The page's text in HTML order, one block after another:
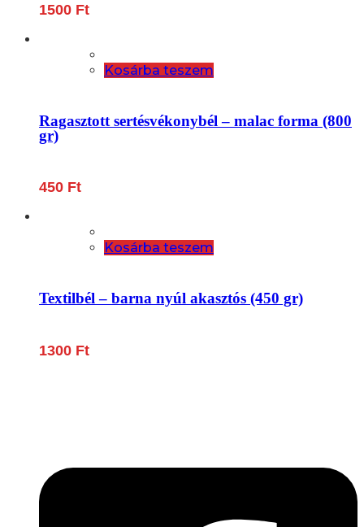
1500 Ft
Kosárba teszem
Ragasztott sertésvékonybél – malac forma (800
gr)
450 Ft
Kosárba teszem
Textilbél – barna nyúl akasztós (450 gr)
1300 Ft